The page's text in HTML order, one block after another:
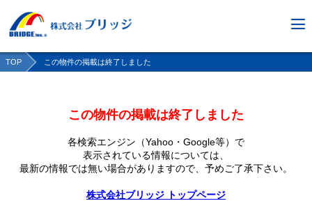
TOP この物件の掲載は終了しました
この物件の掲載は終了しました
各検索エンジン（Yahoo・Google等）で
表示されている情報については、
最新の情報では無い場合がありますので、 予めご了承下さい。
株式会社ブリッジ トップページ